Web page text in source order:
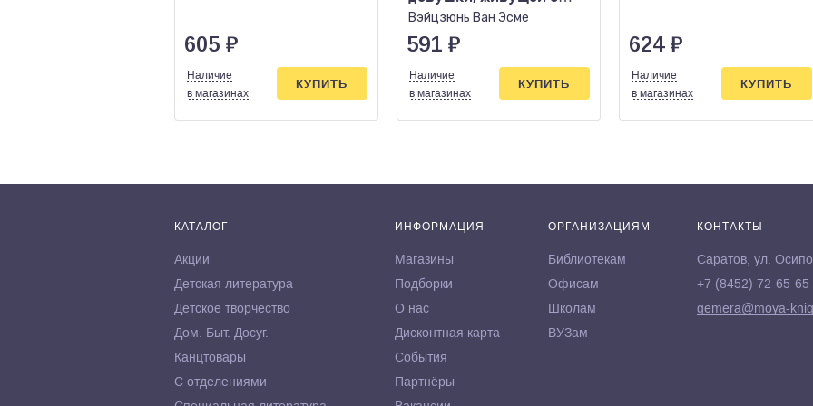
605 ₽
Наличие
в магазинах
КУПИТЬ
шизофренией
Вэйцзюнь Ван Эсме
591 ₽
Наличие
в магазинах
КУПИТЬ
624 ₽
Наличие
в магазинах
КУПИТЬ
КАТАЛОГ
Акции
Детская литература
Детское творчество
Дом. Быт. Досуг.
Канцтовары
С отделениями
ИНФОРМАЦИЯ
Магазины
Подборки
О нас
Дисконтная карта
События
Партнёры
ОРГАНИЗАЦИЯМ
Библиотекам
Офисам
Школам
ВУЗам
КОНТАКТЫ
Саратов, ул.
+7 (8452) 72-65-65
gemera@moya-